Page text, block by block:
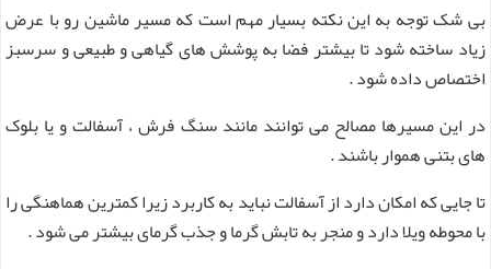
بی شک توجه به این نکته بسیار مهم است که مسیر ماشین رو با عرض
زیاد ساخته شود تا بیشتر فضا به پوشش های گیاهی و طبیعی و سرسبز
اختصاص داده شود .
در این مسیرها مصالح می توانند مانند سنگ فرش ، آسفالت و یا بلوک
های بتنی هموار باشند .
تا جایی که امکان دارد از آسفالت نباید به کاربرد زیرا کمترین هماهنگی را
با محوطه ویلا دارد و منجر به تابش گرما و جذب گرمای بیشتر می شود .